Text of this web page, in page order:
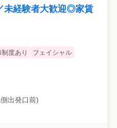
未経験者大歓迎◎家賃
制度あり
フェイシャル
出発口前)